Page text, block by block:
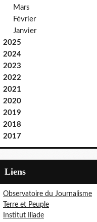
Mars
Février
Janvier
2025
2024
2023
2022
2021
2020
2019
2018
2017
Liens
Observatoire du Journalisme
Terre et Peuple
Institut Iliade